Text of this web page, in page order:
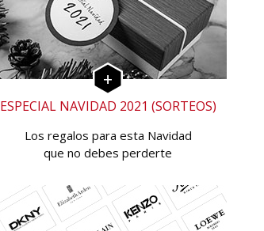
ESPECIAL NAVIDAD 2021 (SORTEOS)
Los regalos para esta Navidad
que no debes perderte